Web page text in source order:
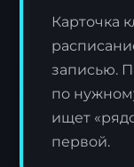
Карточка
записью.
по
ищет
первой.